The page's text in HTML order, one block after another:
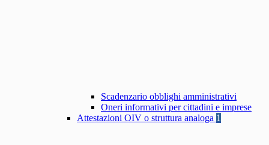
Scadenzario obblighi amministrativi
Oneri informativi per cittadini e imprese
Attestazioni OIV o struttura analoga 1